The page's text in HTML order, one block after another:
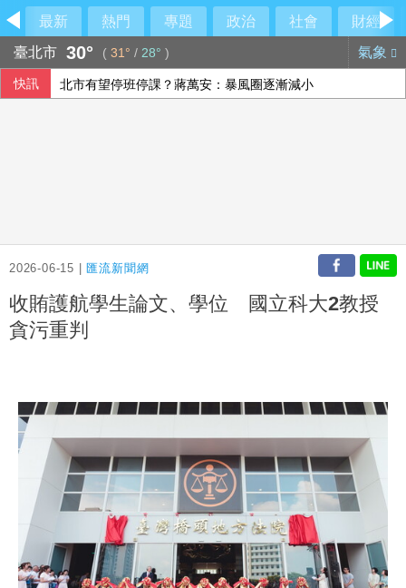
最新 熱門 專題 政治 社會
財經
臺北市 30° ( 31° / 28° ) 氣象
快訊 北市有望停班停課？蔣萬安：暴風圈逐漸減小
2026-06-15 | 匯流新聞網
收賄護航學生論文、學位 國立科大2教授
貪污重判